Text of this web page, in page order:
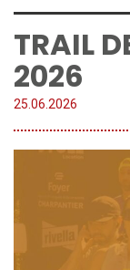
TRAIL
2026
25. 06 2026